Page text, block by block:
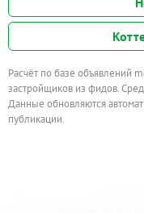
Расчёт по базе объявлений
застройщиков из фидов.
Данные обновляются
публикации.